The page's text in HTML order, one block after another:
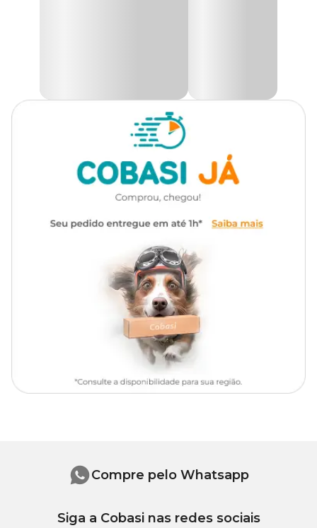
Tipo de Pet
Antipuxão
Só na Cobasi você encontra oPeitoral Educativo São Pet
especial e tudo o que o seu pet precisa para
passear com segurança e conforto!
Compre pelo Whatsapp
Siga a Cobasi nas redes sociais